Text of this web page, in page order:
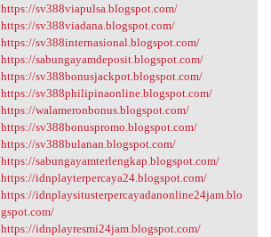
https://sv388viapulsa.blogspot.com/
https://sv388viadana.blogspot.com/
https://sv388internasional.blogspot.com/
https://sabungayamdeposit.blogspot.com/
https://sv388bonusjackpot.blogspot.com/
https://sv388philipinaonline.blogspot.com/
https://walameronbonus.blogspot.com/
https://sv388bonuspromo.blogspot.com/
https://sv388bulanan.blogspot.com/
https://sabungayamterlengkap.blogspot.com/
https://idnplayterpercaya24.blogspot.com/
https://idnplaysitusterpercayadanonline24jam.blo
gspot.com/
https://idnplayresmi24jam.blogspot.com/